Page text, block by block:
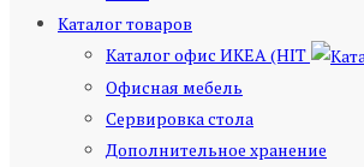
Каталог товаров
Каталог офис ИКЕА (HIT
Офисная мебель
Сервировка стола
Дополнительное хранение